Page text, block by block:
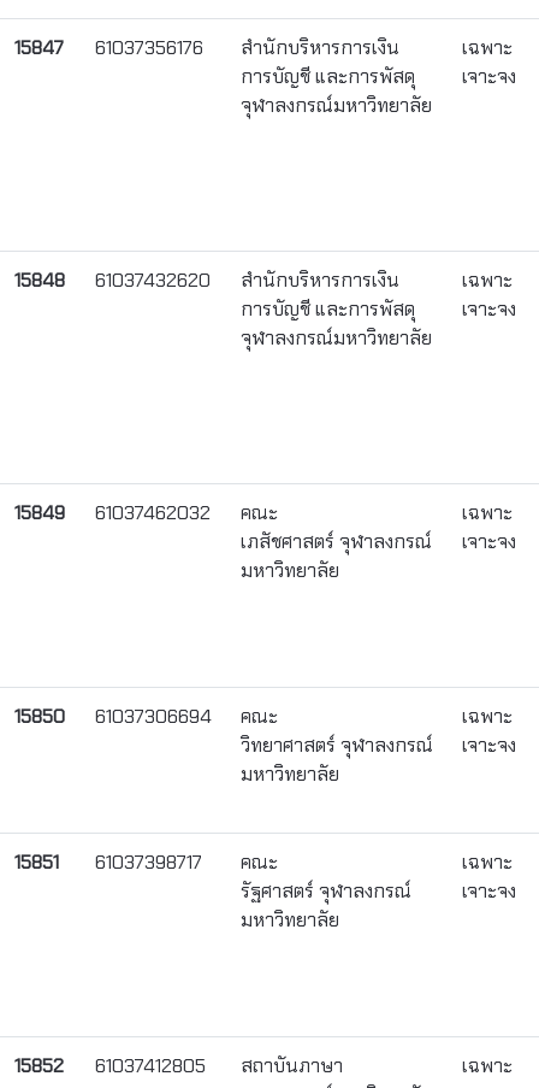
15847 61037356176
สำนักบริหารการเงิน
การบัญชี และการพัสดุ
จุฬาลงกรณ์มหาวิทยาลัย
เฉพาะ
เจาะจง
15848 61037432620
สำนักบริหารการเงิน
การบัญชี และการพัสดุ
จุฬาลงกรณ์มหาวิทยาลัย
เฉพาะ
เจาะจง
15849 61037462032
คณะ
เภสัชศาสตร์ จุฬาลงกรณ์
มหาวิทยาลัย
เฉพาะ
เจาะจง
15850 61037306694
คณะ
วิทยาศาสตร์ จุฬาลงกรณ์
มหาวิทยาลัย
เฉพาะ
เจาะจง
15851 61037398717
คณะ
รัฐศาสตร์ จุฬาลงกรณ์
มหาวิทยาลัย
เฉพาะ
เจาะจง
15852 61037412805
สถาบันภาษา
เฉพาะ